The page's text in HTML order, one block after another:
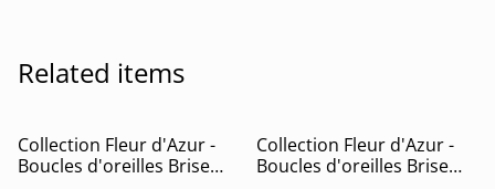
Related items
Collection Fleur d'Azur -
Boucles d'oreilles Brise
Collection Fleur d'Azur -
Boucles d'oreilles Brise